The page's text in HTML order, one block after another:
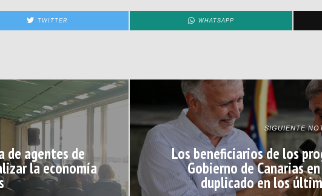
TWITTER WHATSAPP
de agentes de
la economía
SIGUIENTE
Los beneficiarios de los
Gobierno de Canarias
duplicado en los